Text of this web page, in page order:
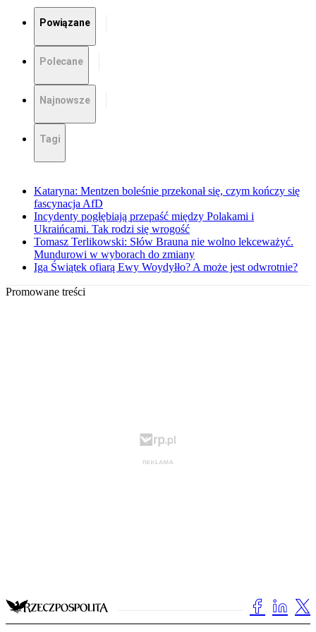
Powiązane
Polecane
Najnowsze
Tagi
Kataryna: Mentzen boleśnie przekonał się, czym kończy się
fascynacja AfD
Incydenty pogłębiają przepaść między Polakami i
Ukraińcami. Tak rodzi się wrogość
Tomasz Terlikowski: Słów Brauna nie wolno lekceważyć.
Mundurowi w wyborach do zmiany
Iga Świątek ofiarą Ewy Woydyłło? A może jest odwrotnie?
Promowane treści